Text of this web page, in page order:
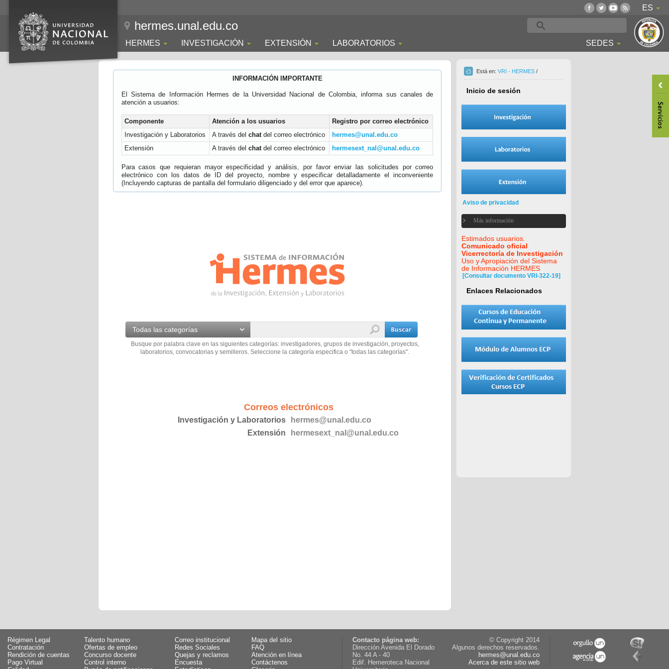
ES
hermes.unal.edu.co
HERMES INVESTIGACIÓN EXTENSIÓN LABORATORIOS SEDES
INFORMACIÓN IMPORTANTE
El Sistema de Información Hermes de la Universidad Nacional de Colombia, informa sus canales de
atención a usuarios:
Componente Atención a los usuarios
Registro por correo electrónico
Investigación y Laboratorios
A través del chatdel correo electrónico
hermes@unal.edu.co
Extensión
A través del chatdel correo electrónico hermesext_nal@unal.edu.co
Para casos que requieran mayor especificidad y análisis, por favor enviar las solicitudes por correo
electrónico con los datos de ID del proyecto, nombre y especificar detalladamente el inconveniente
(Incluyendo capturas de pantalla del formulario diligenciado y del error que aparece).
Todas las categorías
Busque por palabra clave en las siguientes categorías: investigadores, grupos de investigación, proyectos,
laboratorios, convocatorias y semilleros. Seleccione la categoría especifica o "todas las categorías".
Correos electrónicos
Investigación y Laboratorios
hermes@unal.edu.co
Extensión
hermesext_nal@unal.edu.co
Está en: VRI - HERMES /
Inicio de sesión
Aviso de privacidad
Más información
Estimados usuarios.
Comunicado oficial
Vicerrectoría de Investigación
Uso y Apropiación del Sistema
de Información HERMES
[Consultar documento VRI-322-19]
Enlaces Relacionados
Régimen Legal
Talento humano
Contratación
Ofertas de empleo
Rendición de cuentas
Concurso docente
Pago Virtual
Control interno
Correo institucional
Mapa del sitio
Redes Sociales
FAQ
Quejas y reclamos
Atención en línea
Encuesta
Contáctenos
Contacto página web:
Dirección Avenida El Dorado
No. 44 A - 40
Edif. Hemeroteca Nacional
© Copyright 2014
Algunos derechos reservados.
hermes@unal.edu.co
Acerca de este sitio web